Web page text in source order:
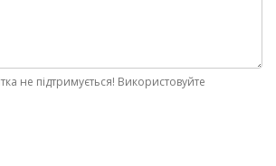
не підтримується! Використовуйте